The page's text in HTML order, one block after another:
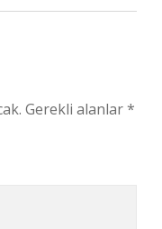
Gerekli alanlar*